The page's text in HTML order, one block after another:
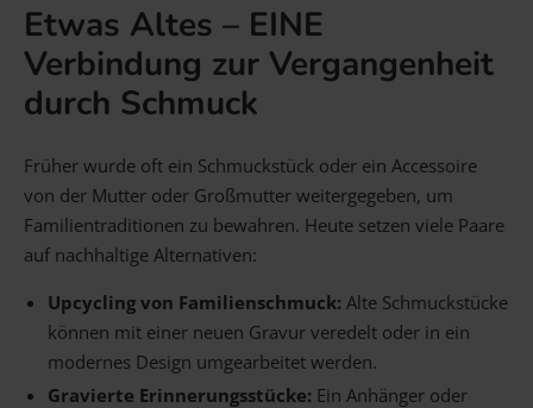
Etwas Altes – EINE
Verbindung zur Vergangenheit
durch Schmuck
Früher wurde oft ein Schmuckstück oder ein Accessoire
von der Mutter oder Großmutter weitergegeben, um
Familientraditionen zu bewahren. Heute setzen viele Paare
auf nachhaltige Alternativen:
Upcycling von Familienschmuck: Alte Schmuckstücke
können mit einer neuen Gravur veredelt oder in ein
modernes Design umgearbeitet werden.
Gravierte Erinnerungsstücke: Ein Anhänger oder